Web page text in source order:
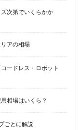
次第でいくらかか
アの相場
ードレス・ロボット
相場はいくら？
ごとに解説